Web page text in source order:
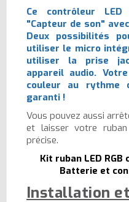
Ce contrôleur
"Capteur de son"
Deux possibilités
utiliser le micro
utiliser la prise
appareil audio.
couleur au rythme
garanti !
Vous pouvez aussi
et laisser votre ruban
précise.
Kit ruban LED
Batterie et
Installation